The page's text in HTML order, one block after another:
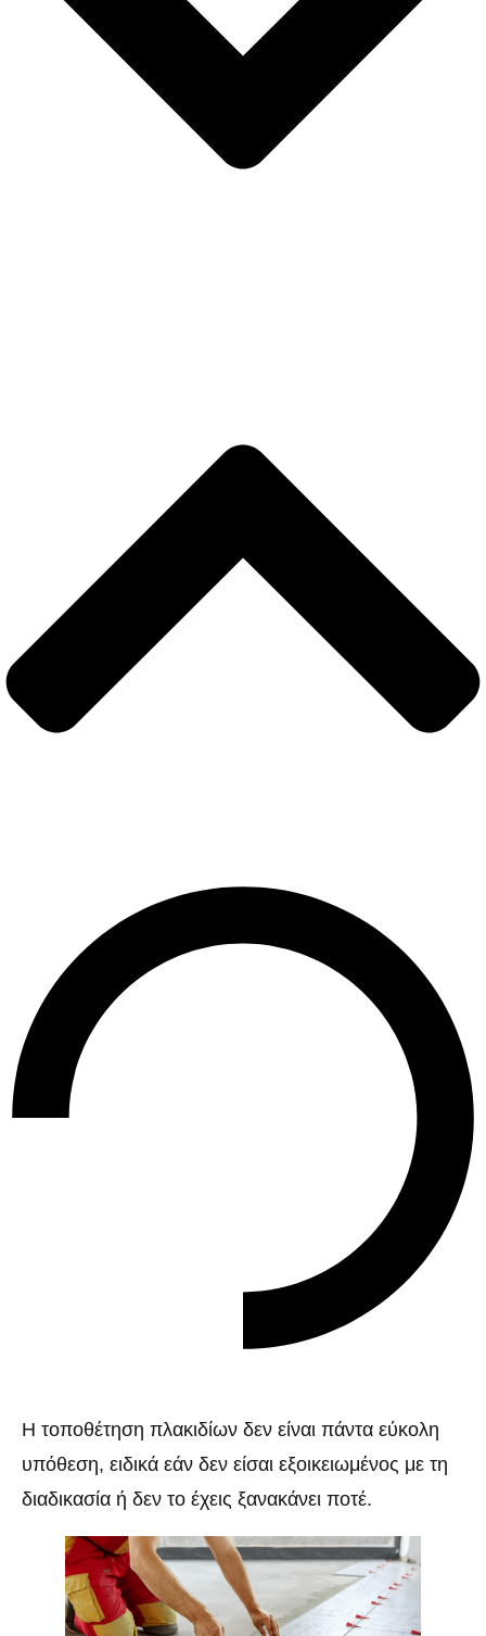
Η τοποθέτηση πλακιδίων δεν είναι πάντα εύκολη
υπόθεση, ειδικά εάν δεν είσαι εξοικειωμένος με τη
διαδικασία ή δεν το έχεις ξανακάνει ποτέ.